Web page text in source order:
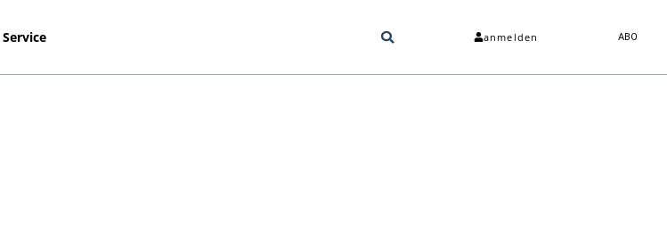
Service anmelden ABO